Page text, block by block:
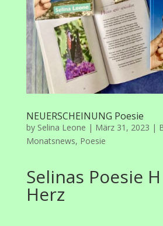
NEUERSCHEINUNG Poesie
by Selina Leone | März 31, 2023 |
Monatsnews, Poesie
Selinas Poesie
Herz